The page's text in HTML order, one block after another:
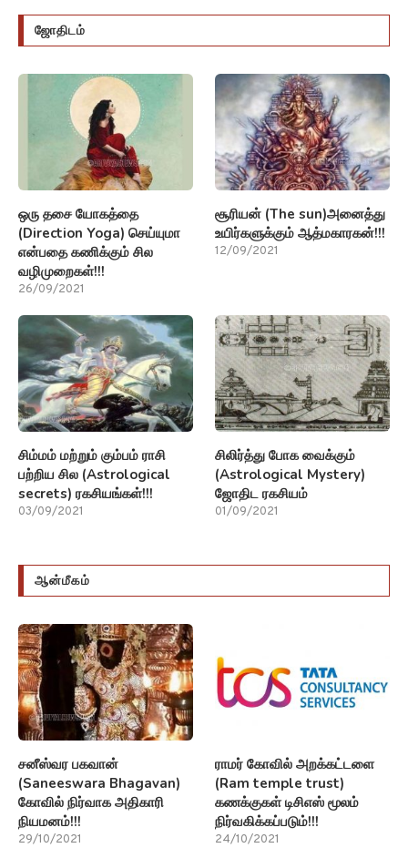
ஜோதிடம்
ஒரு தசை யோகத்தை
(Direction Yoga) செய்யுமா
என்பதை கணிக்கும் சில
வழிமுறைகள்!!!
26/09/2021
சூரியன் (The sun)அனைத்து
உயிர்களுக்கும் ஆத்மகாரகன்!!!
12/09/2021
சிம்மம் மற்றும் கும்பம் ராசி
பற்றிய சில (Astrological
secrets) ரகசியங்கள்!!!
03/09/2021
சிலிர்த்து போக வைக்கும்
(Astrological Mystery)
ஜோதிட ரகசியம்
01/09/2021
ஆன்மீகம்
சனீஸ்வர பகவான்
(Saneeswara Bhagavan)
கோவில் நிர்வாக அதிகாரி
நியமனம்!!!
29/10/2021
ராமர் கோவில் அறக்கட்டளை
(Ram temple trust)
கணக்குகள் டிசிஎஸ் மூலம்
நிர்வகிக்கப்படும்!!!
24/10/2021